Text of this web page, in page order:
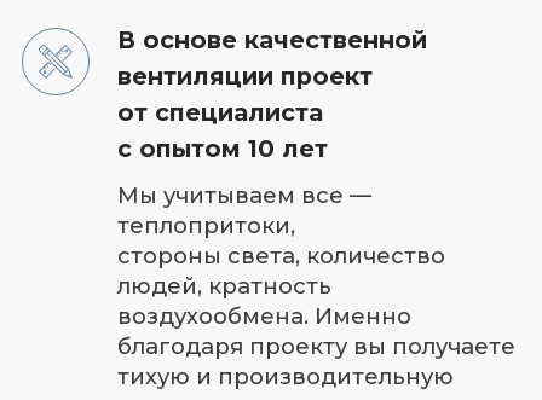
с объекта в режиме реального
времени на ваш смартфон +
регулярные фотоотчеты
Экономия до 70 000 рублей
в год на электроэнергию
Подберем систему вентиляции
и кондиционирования, которая
будет экономить ваш бюджет